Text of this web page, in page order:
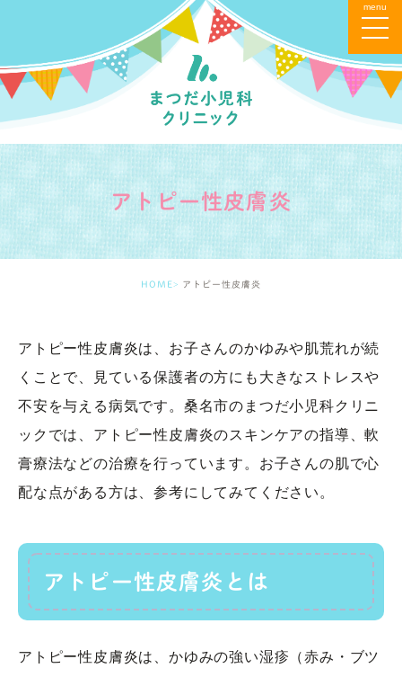
アトピー性皮膚炎
HOME アトピー性皮膚炎
アトピー性皮膚炎は、お子さんのかゆみや肌荒れが続
くことで、見ている保護者の方にも大きなストレスや
不安を与える病気です。桑名市のまつだ小児科クリニ
ックでは、アトピー性皮膚炎のスキンケアの指導、軟
膏療法などの治療を行っています。お子さんの肌で心
配な点がある方は、参考にしてみてください。
アトピー性皮膚炎とは
アトピー性皮膚炎は、かゆみの強い湿疹（赤み・ブツ